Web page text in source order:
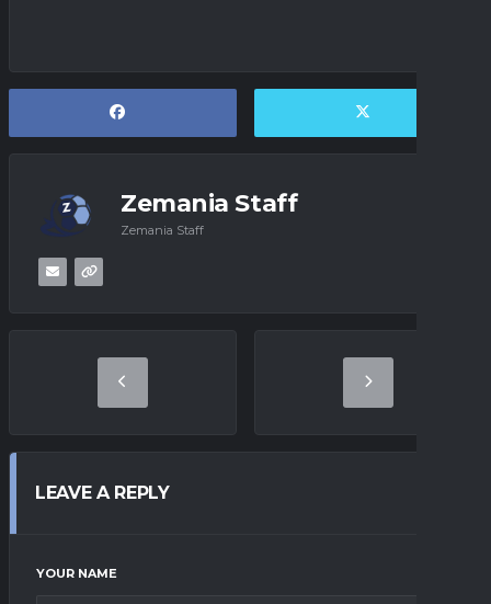
Zemania Staff
Zemania Staff
LEAVE A REPLY
YOUR NAME